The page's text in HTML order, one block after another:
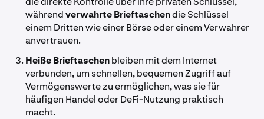
währendverwahrte Brieftaschendie Schlüssel
einem Dritten wie einer Börse oder einem Verwahrer
anvertrauen.
Heiße Brieftaschenbleiben mit dem Internet
verbunden, um schnellen, bequemen Zugriff auf
Vermögenswerte zu ermöglichen, was sie für
häufigen Handel oder DeFi-Nutzung praktisch
macht.